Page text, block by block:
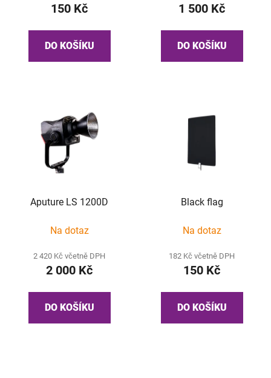
150 Kč
DO KOŠÍKU
1 500 Kč
DO KOŠÍKU
Aputure LS 1200D
Na dotaz
2 420 Kč včetně DPH
2 000 Kč
DO KOŠÍKU
Black flag
Na dotaz
182 Kč včetně DPH
150 Kč
DO KOŠÍKU